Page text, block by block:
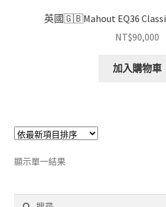
英國🇬🇧Mahout EQ36
NT$90,000
加入購物車
顯示單一結果